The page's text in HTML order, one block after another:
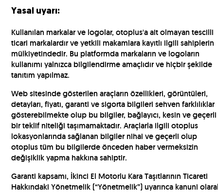
Yasal uyarı:
Kullanılan markalar ve logolar, otoplus'a ait olmayan tescilli
ticari markalardır ve yetkili makamlara kayıtlı ilgili sahiplerin
mülkiyetindedir. Bu platformda markaların ve logoların
kullanımı yalnızca bilgilendirme amaçlıdır ve hiçbir şekilde
tanıtım yapılmaz.
Web sitesinde gösterilen araçların özellikleri, görüntüleri,
detayları, fiyatı, garanti ve sigorta bilgileri sehven farklılıklar
gösterebilmekte olup bu bilgiler, bağlayıcı, kesin ve geçerli
bir teklif niteliği taşımamaktadır. Araçlarla ilgili otoplus
lokasyonlarında sağlanan bilgiler nihai ve geçerli olup
otoplus tüm bu bilgilerde önceden haber vermeksizin
değişiklik yapma hakkına sahiptir.
Garanti kapsamı, İkinci El Motorlu Kara Taşıtlarının Ticareti
Hakkındaki Yönetmelik (“Yönetmelik”) uyarınca kanuni